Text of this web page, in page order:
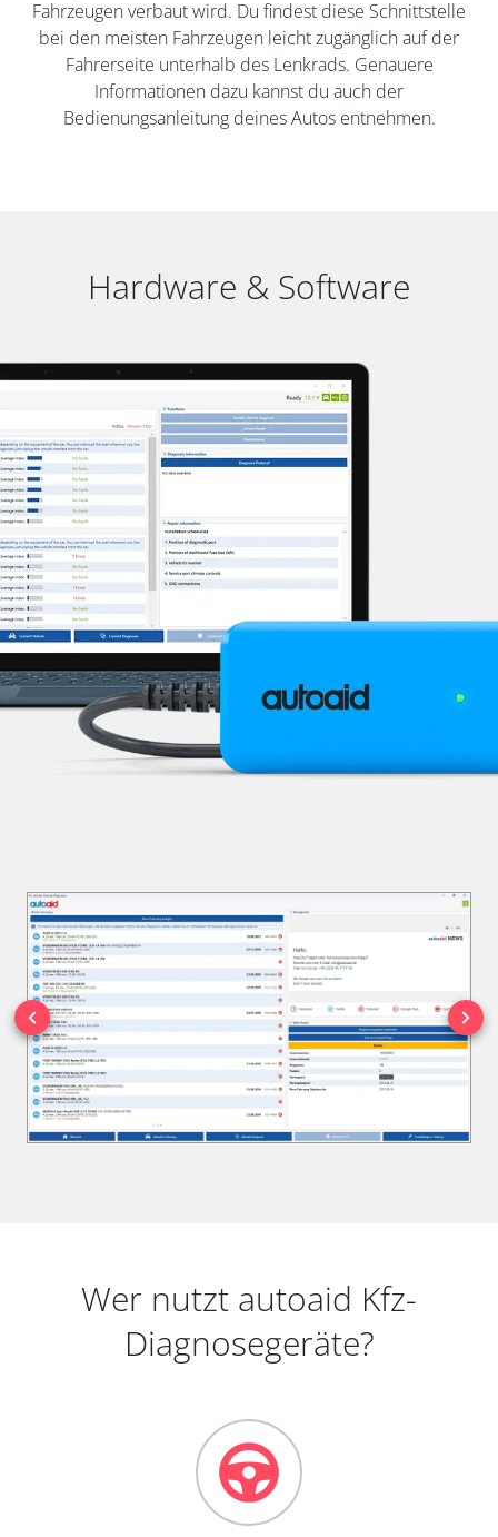
Fahrzeugen verbaut wird. Du findest diese Schnittstelle
bei den meisten Fahrzeugen leicht zugänglich auf der
Fahrerseite unterhalb des Lenkrads. Genauere
Informationen dazu kannst du auch der
Bedienungsanleitung deines Autos entnehmen.
Hardware & Software
Wer nutzt autoaid Kfz-
Diagnosegeräte?